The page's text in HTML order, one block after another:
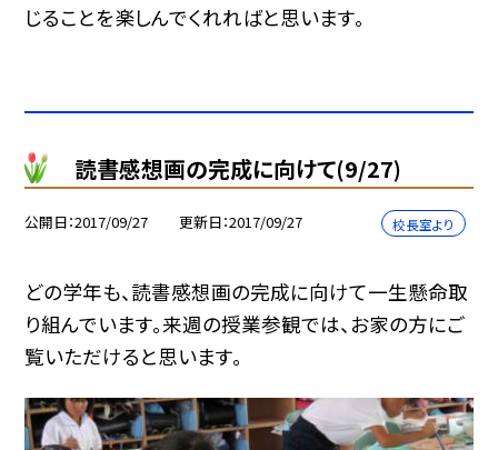
じることを楽しんでくれればと思います。
読書感想画の完成に向けて(9/27)
公開日 2017/09/27 更新日 2017/09/27 校長室より
どの学年も、読書感想画の完成に向けて一生懸命取
り組んでいます。来週の授業参観では、お家の方にご
覧いただけると思います。